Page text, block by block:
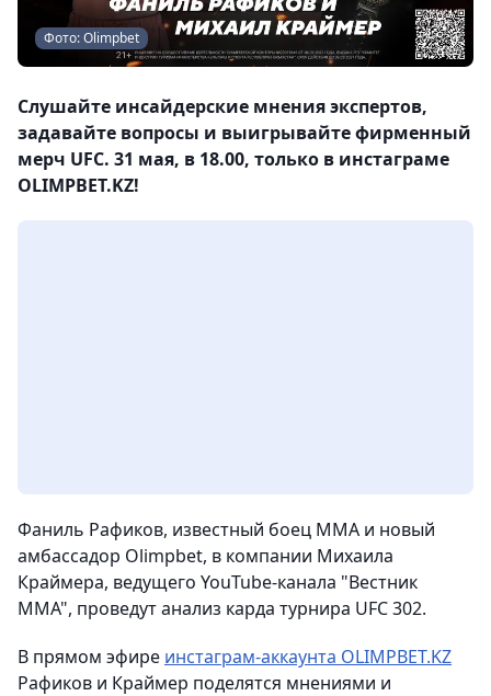
Фото: Olimpbet
Слушайте инсайдерские мнения экспертов,
задавайте вопросы и выигрывайте фирменный
мерч UFC. 31 мая, в 18.00, только в инстаграме
OLIMPBET.KZ!
Фаниль Рафиков, известный боец ММА и новый
амбассадор Olimpbet, в компании Михаила
Краймера, ведущего YouTube-канала "Вестник
ММА", проведут анализ карда турнира UFC 302.
В прямом эфире инстаграм-аккаунта OLIMPBET.KZ
Рафиков и Краймер поделятся мнениями и